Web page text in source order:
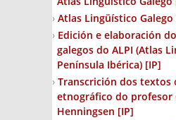
Atlas Lingüístico Galego
Edición e elaboración
galegos do ALPI (Atlas
Península Ibérica) [IP]
Transcrición dos textos
etnográfico do profesor
Henningsen [IP]